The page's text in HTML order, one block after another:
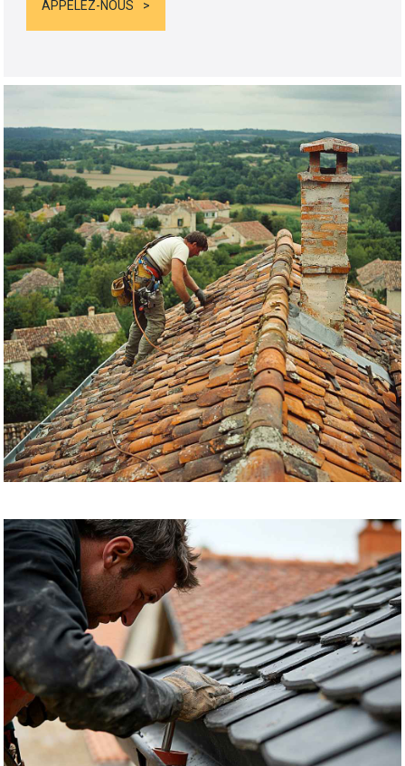
APPELEZ-NOUS